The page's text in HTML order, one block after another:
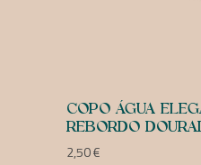
COPO ÁGUA
REBORDO
2,50€